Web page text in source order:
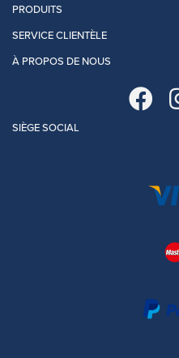
PRODUITS
SERVICE CLIENTÈLE
À PROPOS DE NOUS
SIÈGE SOCIAL